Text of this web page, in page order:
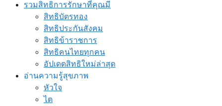
รวมสิทธิการรักษาที่คุณมี
สิทธิบัตรทอง
สิทธิประกันสังคม
สิทธิข้าราชการ
สิทธิคนไทยทุกคน
อัปเดตสิทธิใหม่ล่าสุด
อ่านความรู้สุขภาพ
หัวใจ
ไต